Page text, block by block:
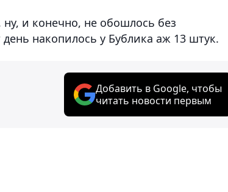
ну, и конечно, не обошлось без
накопилось у Бублика аж 13 штук.
Добавить в Google, чтобы
читать новости первым